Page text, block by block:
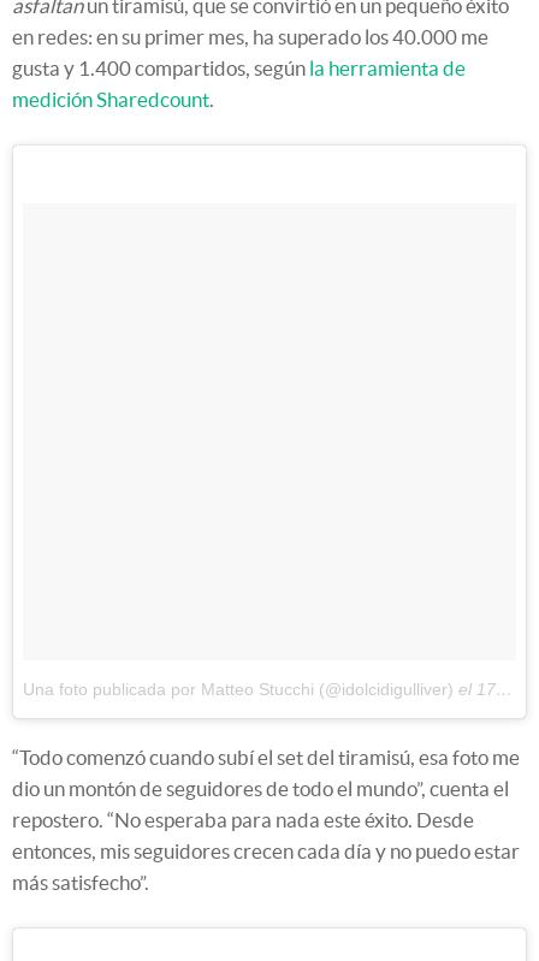
asfaltanun tiramisú, que se convirtió en un pequeño éxito
en redes: en su primer mes, ha superado los 40.000 me
gusta y 1.400 compartidos, según la herramienta de
medición Sharedcount.
Una foto publicada por Matteo Stucchi (@idolcidigulliver) el 17 de Oct de 2016 a la(s) 10:57 PDT
“Todo comenzó cuando subí el set del tiramisú, esa foto me
dio un montón de seguidores de todo el mundo”, cuenta el
repostero. “No esperaba para nada este éxito. Desde
entonces, mis seguidores crecen cada día y no puedo estar
más satisfecho”.